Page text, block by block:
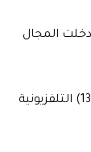
المجال
وأفاد شهود عيان من منطقة مجمع مستوطنات "إشكول" المتاخمة للحدود مع قطاع غزة، للقناة (13) التلفزيونية